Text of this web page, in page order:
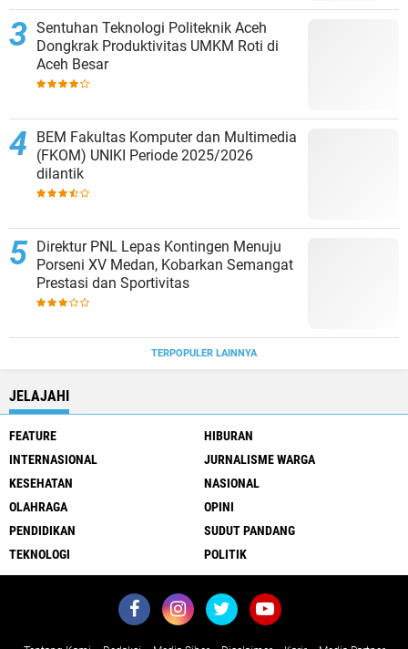
Sentuhan Teknologi Politeknik Aceh
Dongkrak Produktivitas UMKM Roti di
Aceh Besar
BEM Fakultas Komputer dan Multimedia
(FKOM) UNIKI Periode 2025/2026
dilantik
Direktur PNL Lepas Kontingen Menuju
Porseni XV Medan, Kobarkan Semangat
Prestasi dan Sportivitas
TERPOPULER LAINNYA
JELAJAHI
FEATURE
HIBURAN
INTERNASIONAL
JURNALISME WARGA
KESEHATAN
NASIONAL
OLAHRAGA
OPINI
PENDIDIKAN
SUDUT PANDANG
TEKNOLOGI
POLITIK